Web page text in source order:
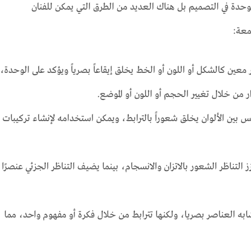
في التصميم بل هناك العديد من الطرق التي يمكن للفنان
معين كالشكل أو اللون أو الخط يخلق إيقاعاً بصرياً ويؤكد على الوحدة،
من خلال تغيير الحجم أو اللون أو الموضع.
بين الألوان يخلق شعوراً بالترابط، ويمكن استخدامه لإنشاء تركيبات
التناظر الشعور بالاتزان والانسجام، بينما يضيف التناظر الجزئي عنصرًا
العناصر بصريا، ولكنها تترابط من خلال فكرة أو مفهوم واحد، مما